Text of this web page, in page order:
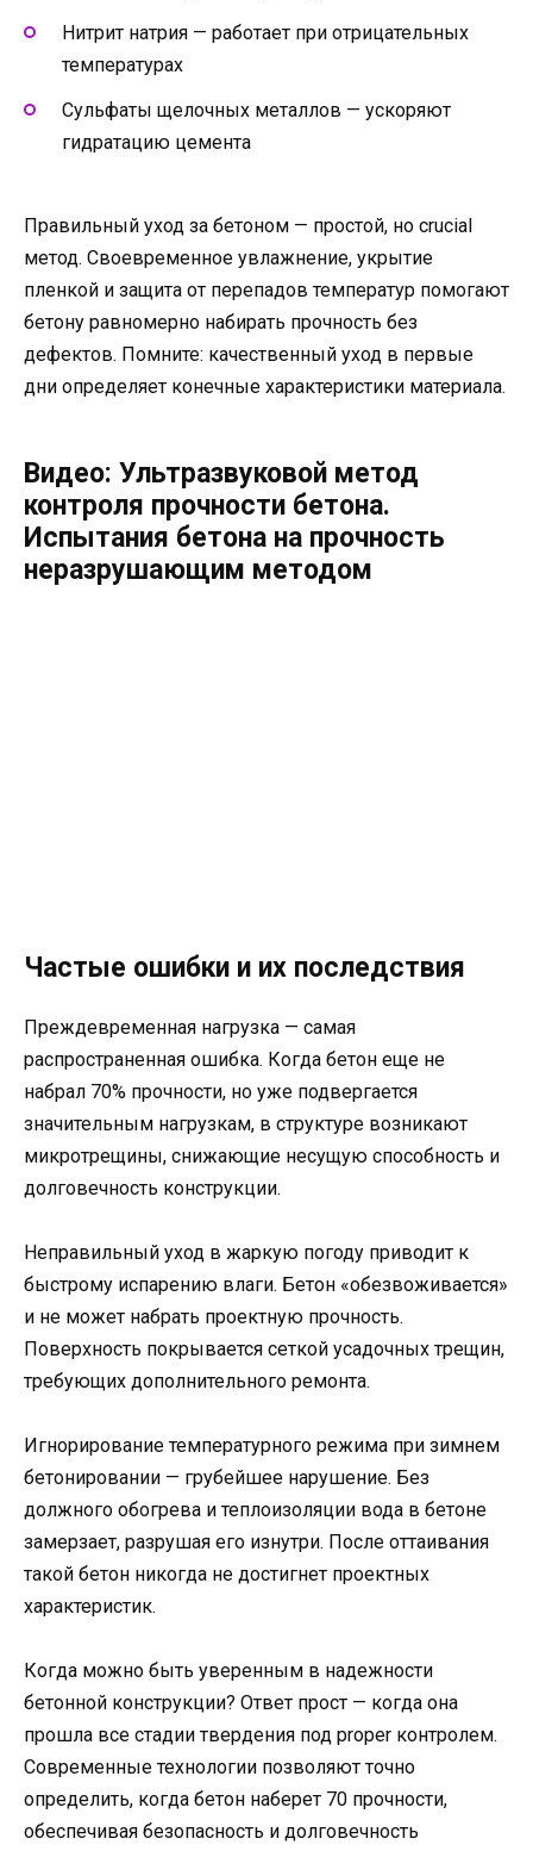
Нитрит натрия — работает при отрицательных
температурах
Сульфаты щелочных металлов — ускоряют
гидратацию цемента
Правильный уход за бетоном — простой, но crucial
метод. Своевременное увлажнение, укрытие
пленкой и защита от перепадов температур помогают
бетону равномерно набирать прочность без
дефектов. Помните: качественный уход в первые
дни определяет конечные характеристики материала.
Видео: Ультразвуковой метод
контроля прочности бетона.
Испытания бетона на прочность
неразрушающим методом
Частые ошибки и их последствия
Преждевременная нагрузка — самая
распространенная ошибка. Когда бетон еще не
набрал 70% прочности, но уже подвергается
значительным нагрузкам, в структуре возникают
микротрещины, снижающие несущую способность и
долговечность конструкции.
Неправильный уход в жаркую погоду приводит к
быстрому испарению влаги. Бетон «обезвоживается»
и не может набрать проектную прочность.
Поверхность покрывается сеткой усадочных трещин,
требующих дополнительного ремонта.
Игнорирование температурного режима при зимнем
бетонировании — грубейшее нарушение. Без
должного обогрева и теплоизоляции вода в бетоне
замерзает, разрушая его изнутри. После оттаивания
такой бетон никогда не достигнет проектных
характеристик.
Когда можно быть уверенным в надежности
бетонной конструкции? Ответ прост — когда она
прошла все стадии твердения под proper контролем.
Современные технологии позволяют точно
определить, когда бетон наберет 70 прочности,
обеспечивая безопасность и долговечность